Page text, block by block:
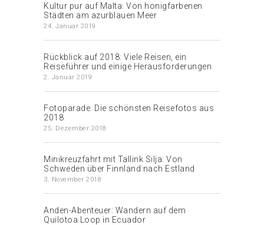
Kultur pur auf Malta: Von honigfarbenen
Städten am azurblauen Meer
24. Januar 2019
Rückblick auf 2018: Viele Reisen, ein
Reiseführer und einige Herausforderungen
2. Januar 2019
Fotoparade: Die schönsten Reisefotos aus
2018
25. Dezember 2018
Minikreuzfahrt mit Tallink Silja: Von
Schweden über Finnland nach Estland
3. November 2018
Anden-Abenteuer: Wandern auf dem
Quilotoa Loop in Ecuador